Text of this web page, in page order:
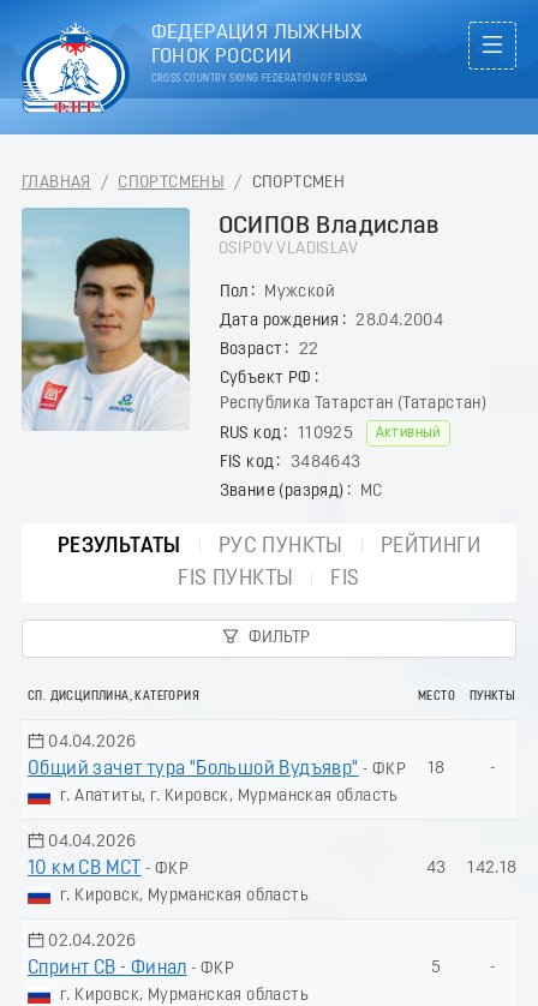
ФЕДЕРАЦИЯ ЛЫЖНЫХ
ГОНОК РОССИИ
CROSS COUNTRY SKIING FEDERATION OF RUSSIA
ГЛАВНАЯ / СПОРТСМЕНЫ / СПОРТСМЕН
ОСИПОВ Владислав
OSIPOV VLADISLAV
Пол
Мужской
Дата рождения
28.04.2004
Возраст
22
Субъект РФ
Республика Татарстан (Татарстан)
RUS код
110925 Активный
FIS код
3484643
Звание (разряд)
МС
РЕЗУЛЬТАТЫ РУС ПУНКТЫ
РЕЙТИНГИ
FIS ПУНКТЫ
FIS
ФИЛЬТР
СП. ДИСЦИПЛИНА, КАТЕГОРИЯ МЕСТО ПУНКТЫ
04.04.2026
Общий зачет тура "Большой Вудъявр" - ФКР
г. Апатиты, г. Кировск, Мурманская область
18 -
04.04.2026
10 км СВ МСТ
- ФКР
г. Кировск, Мурманская область
43 142.18
02.04.2026
Спринт СВ - Финал - ФКР
г. Кировск, Мурманская область
5 -